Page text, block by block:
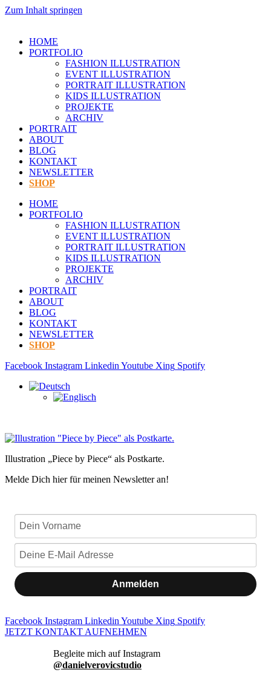
Zum Inhalt springen
HOME
PORTFOLIO
FASHION ILLUSTRATION
EVENT ILLUSTRATION
PORTRAIT ILLUSTRATION
KIDS ILLUSTRATION
PROJEKTE
ARCHIV
PORTRAIT
ABOUT
BLOG
KONTAKT
NEWSLETTER
SHOP
HOME
PORTFOLIO
FASHION ILLUSTRATION
EVENT ILLUSTRATION
PORTRAIT ILLUSTRATION
KIDS ILLUSTRATION
PROJEKTE
ARCHIV
PORTRAIT
ABOUT
BLOG
KONTAKT
NEWSLETTER
SHOP
Facebook Instagram Linkedin Youtube Xing Spotify
Illustration „Piece by Piece“ als Postkarte.
Melde Dich hier für meinen Newsletter an!
Anmelden
Facebook Instagram Linkedin Youtube Xing Spotify
JETZT KONTAKT AUFNEHMEN
danielverovicstudio